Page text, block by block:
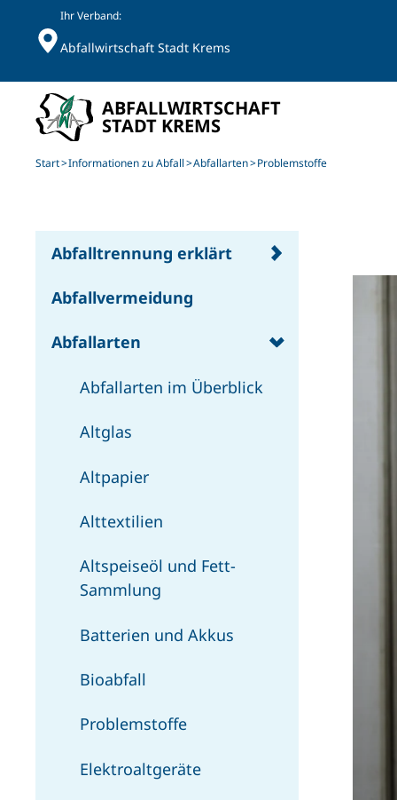
Skip to main content
Ihr Verband:
Abfallwirtschaft Stadt Krems
Start Informationen zu Abfall Abfallarten Problemstoffe
Abfalltrennung erklärt
Abfallvermeidung
Abfallarten
Abfallarten im Überblick
Altglas
Altpapier
Alttextilien
Altspeiseöl und Fett-
Sammlung
Batterien und Akkus
Bioabfall
Problemstoffe
Elektroaltgeräte